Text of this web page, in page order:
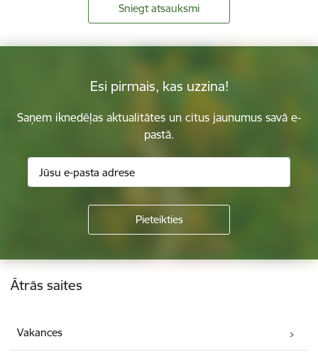
Sniegt atsauksmi
Esi pirmais, kas uzzina!
Saņem iknedēļas aktualitātes un citus jaunumus savā e-
pastā.
Kājene
Ātrās saites
Vakances